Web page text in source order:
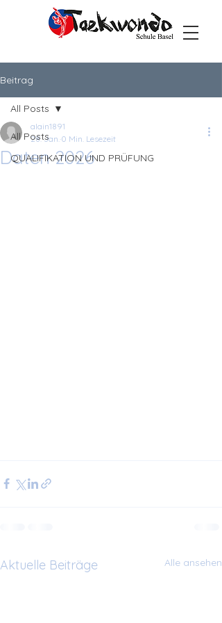
Beitrag
All Posts
QUALIFIKATION UND PRÜFUNG
All Posts
Daten 2026
alain1891
28. Jan. 0 Min. Lesezeit
Aktuelle Beiträge Alle ansehen